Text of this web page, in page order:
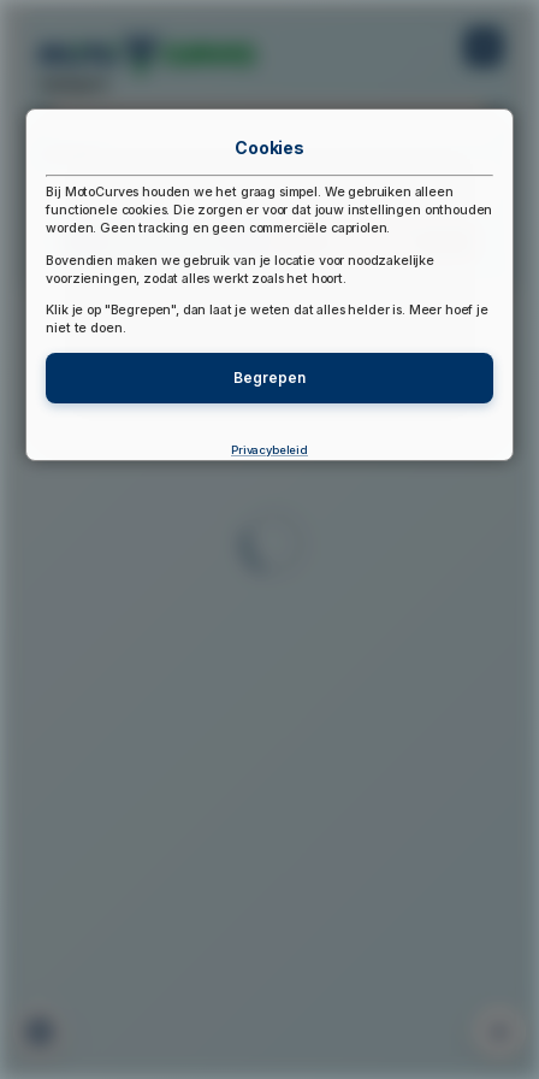
▲
Cookies
Bij MotoCurves houden we het graag simpel. We gebruiken alleen
functionele cookies. Die zorgen er voor dat jouw instellingen onthouden
worden. Geen tracking en geen commerciële capriolen.
Bovendien maken we gebruik van je locatie voor noodzakelijke
voorzieningen, zodat alles werkt zoals het hoort.
Klik je op "Begrepen", dan laat je weten dat alles helder is. Meer hoef je
niet te doen.
Begrepen
Privacybeleid